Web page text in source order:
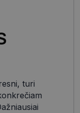
turi